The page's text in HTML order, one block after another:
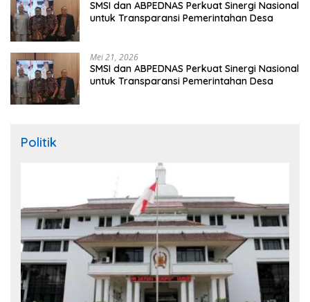
SMSI dan ABPEDNAS Perkuat Sinergi Nasional
untuk Transparansi Pemerintahan Desa
Mei 21, 2026
SMSI dan ABPEDNAS Perkuat Sinergi Nasional
untuk Transparansi Pemerintahan Desa
Politik